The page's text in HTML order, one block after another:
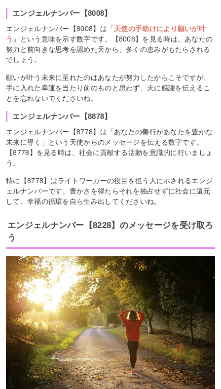
エンジェルナンバー【8008】
エンジェルナンバー【8008】は「天使の手助けにより願いが叶
う 」という意味を示す数字です。【8008】を見る時は、あなたの
努力と前向きな思考を認めた天から、多くの恵みがもたらされる
でしょう。
願いが叶う未来に至れたのはあなたが努力したからこそですが、
手に入れた幸運を当たり前のものと思わず、天に感謝を伝えるこ
とを忘れないでくださいね。
エンジェルナンバー【8878】
エンジェルナンバー【8778】は「あなたの善行があなたを豊かな
未来に導く」という天使からのメッセージを伝える数字です。
【8778】を見る時は、社会に貢献する活動を意識的に行いましょ
う。
特に【8778】はライトワーカーの役目を担う人に示されるエンジ
ェルナンバーです。豊かさを得たらそれを独占せずに社会に還元
して、幸福の循環を自ら生み出してくださいね。
エンジェルナンバー【8228】のメッセージを受け取ろ
う